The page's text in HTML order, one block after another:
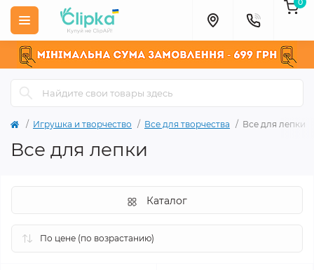
Игрушка и творчество Все для творчества Все для лепки
Все для лепки
Каталог